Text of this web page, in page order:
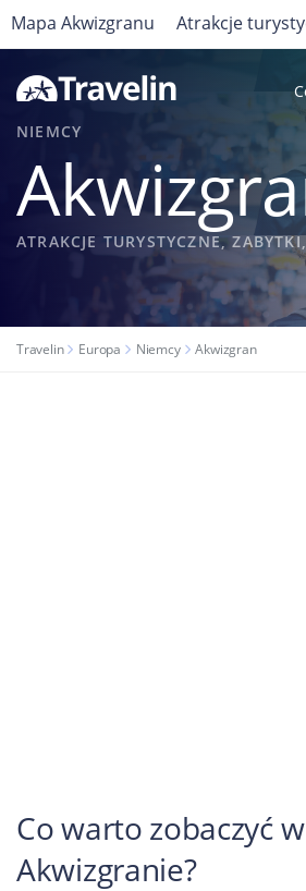
NIEMCY
ATRAKCJE TURYSTYCZNE,
Travelin Europa Niemcy Akwizgran
Mapa Akwizgranu Atrakcje
Co warto zobaczyć w
Akwizgranie?